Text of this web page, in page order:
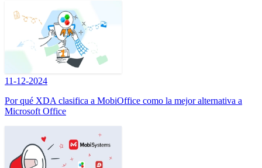
11-12-2024
Por qué XDA clasifica a MobiOffice como la mejor alternativa a
Microsoft Office